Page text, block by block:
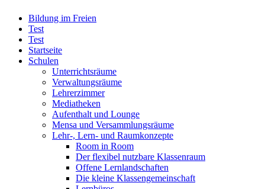
Bildung im Freien
Test
Test
Startseite
Schulen
Unterrichtsräume
Verwaltungsräume
Lehrerzimmer
Mediatheken
Aufenthalt und Lounge
Mensa und Versammlungsräume
Lehr-, Lern- und Raumkonzepte
Room in Room
Der flexibel nutzbare Klassenraum
Offene Lernlandschaften
Die kleine Klassengemeinschaft